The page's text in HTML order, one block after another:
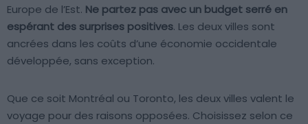
Europe de l’Est. Ne partez pas avec un budget serré en
espérant des surprises positives. Les deux villes sont
ancrées dans les coûts d’une économie occidentale
développée, sans exception.
Que ce soit Montréal ou Toronto, les deux villes valent le
voyage pour des raisons opposées. Choisissez selon ce